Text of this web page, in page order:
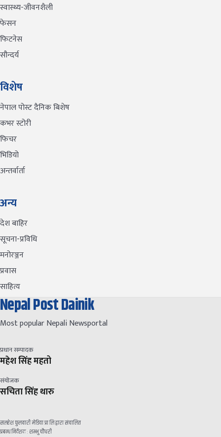
स्वास्थ्य-जीवनशैली
फेसन
फिटनेस
सौन्दर्य
विशेष
नेपाल पोस्ट दैनिक बिशेष
कभर स्टोरी
फिचर
भिडियो
अन्तर्वार्ता
अन्य
देश बाहिर
सूचना-प्रविधि
मनोरञ्जन
प्रवास
साहित्य
Nepal Post Dainik
Most popular Nepali Newsportal
प्रधान सम्पादक
महेश सिंह महतो
संयोजक
सचिता सिंह थारु
सलहेश फुलवारी मेडिया प्रा लि द्वारा संचालित
प्रबन्ध निर्देशक : शम्भु चौधरी